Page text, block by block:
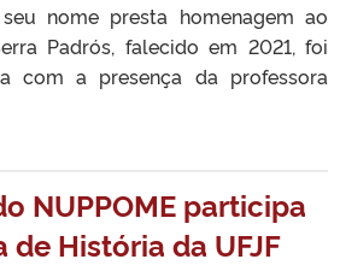
nome presta homenagem ao
Padrós, falecido em 2021, foi
com a presença da professora
NUPPOME participa
de História da UFJF